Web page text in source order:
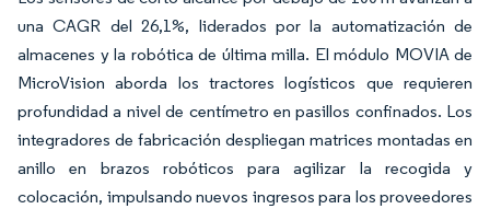
una CAGR del 26,1%, liderados por la automatización de
almacenes y la robótica de última milla. El módulo MOVIA de
MicroVision aborda los tractores logísticos que requieren
profundidad a nivel de centímetro en pasillos confinados. Los
integradores de fabricación despliegan matrices montadas en
anillo en brazos robóticos para agilizar la recogida y
colocación, impulsando nuevos ingresos para los proveedores